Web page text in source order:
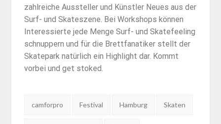
zahlreiche Aussteller und Künstler Neues aus der
Surf- und Skateszene. Bei Workshops können
Interessierte jede Menge Surf- und Skatefeeling
schnuppern und für die Brettfanatiker stellt der
Skatepark natürlich ein Highlight dar. Kommt
vorbei und get stoked.
camforpro Festival Hamburg Skaten